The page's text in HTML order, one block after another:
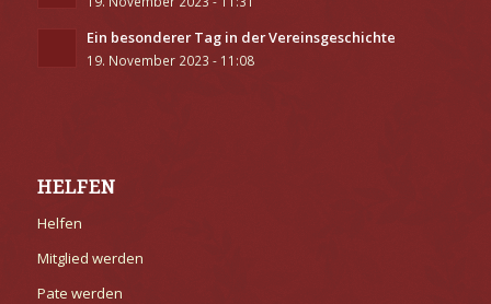
Ein besonderer Tag in der Vereinsgeschichte
19. November 2023 - 11:08
HELFEN
Helfen
Mitglied werden
Pate werden